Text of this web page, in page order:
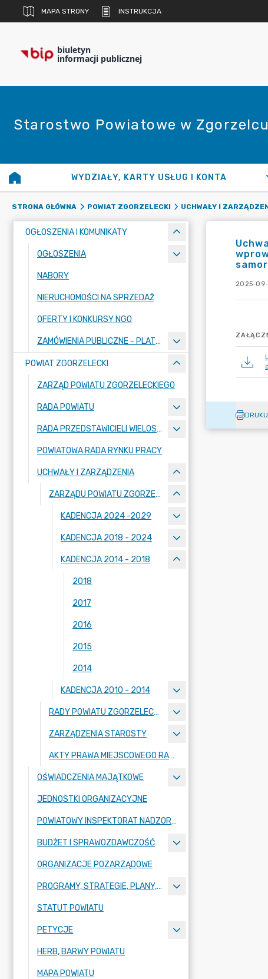
MAPA STRONY INSTRUKCJA
biuletyn
informacji publicznej
Starostwo Powiatowe w Zgorzelcu
WYDZIAŁY, KARTY USŁUG I KONTA
STRONA GŁÓWNA POWIAT ZGORZELECKI UCHWAŁY I
OGŁOSZENIA I KOMUNIKATY
OGŁOSZENIA
NABORY
NIERUCHOMOŚCI NA SPRZEDAŻ
OFERTY I KONKURSY NGO
ZAMÓWIENIA PUBLICZNE - PLATFORMA ZAKUPOWA
POWIAT ZGORZELECKI
ZARZĄD POWIATU ZGORZELECKIEGO
RADA POWIATU
RADA PRZEDSTAWICIELI WIELOSPECJALISTYCZNEGO ZESPOŁU OPIEKI ZDROWOTNEJ "BOLESŁAWIEC-ZGORZELEC" SAMODZIELNEGO PUBLICZNEGO ZAKŁADU OPIEKI ZDROWOTNEJ
POWIATOWA RADA RYNKU PRACY
UCHWAŁY I ZARZĄDZENIA
ZARZĄDU POWIATU ZGORZELECKIEGO
KADENCJA 2024 -2029
KADENCJA 2018 - 2024
KADENCJA 2014 - 2018
2018
2017
2016
2015
2014
KADENCJA 2010 - 2014
RADY POWIATU ZGORZELECKIEGO
ZARZĄDZENIA STAROSTY
AKTY PRAWA MIEJSCOWEGO RADY POWIATU ZGORZELECKIEGO
OŚWIADCZENIA MAJĄTKOWE
JEDNOSTKI ORGANIZACYJNE
POWIATOWY INSPEKTORAT NADZORU BUDOWLANEGO
BUDŻET I SPRAWOZDAWCZOŚĆ
ORGANIZACJE POZARZĄDOWE
PROGRAMY, STRATEGIE, PLANY, RAPORTY
STATUT POWIATU
PETYCJE
HERB, BARWY POWIATU
MAPA POWIATU
2025-